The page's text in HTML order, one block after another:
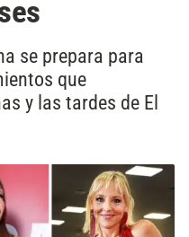
se prepara para
que
y las tardes de El